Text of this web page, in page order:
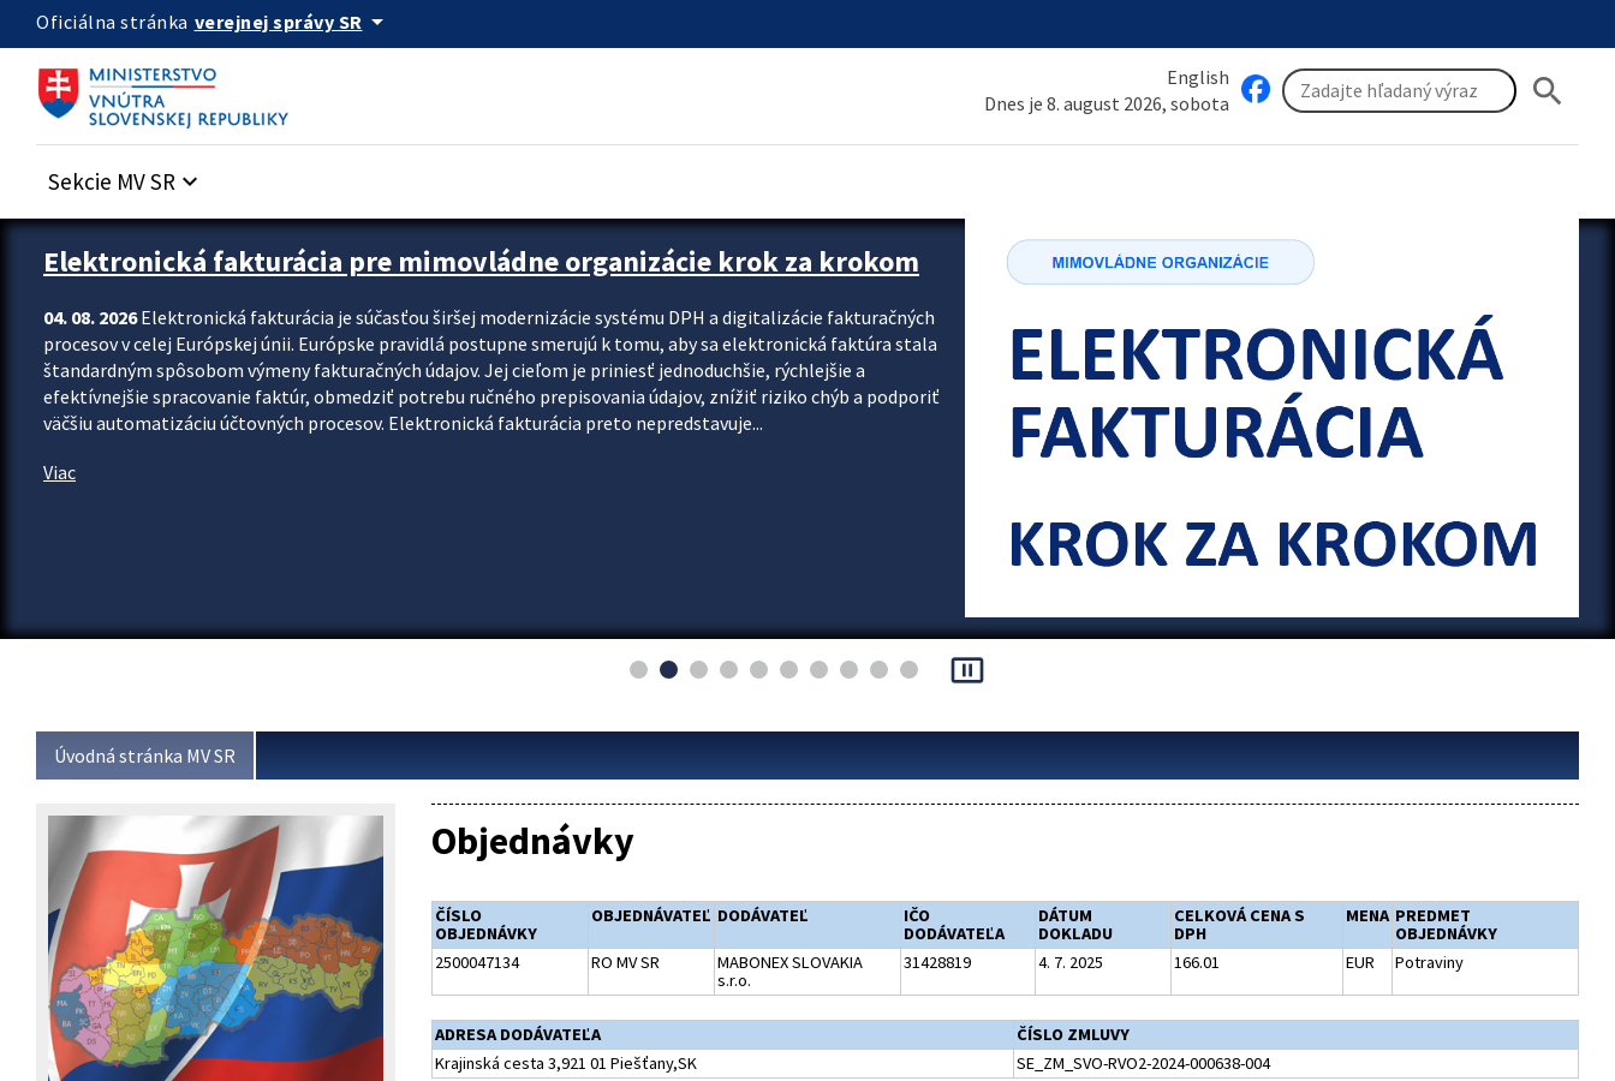
Preskocit na hlavný obsah
Oficiálna stránka verejnej správy SR arrow_drop_down
English
Dnes je 8. august 2026, sobota
search
Sekcie MV SR keyboard_arrow_down
Zastavit automatický posun upútavok
Elektronická fakturácia pre mimovládne organizácie krok za krokom
04. 08. 2026Elektronická fakturácia je súčasťou širšej modernizácie systému DPH a digitalizácie fakturačných
procesov v celej Európskej únii. Európske pravidlá postupne smerujú k tomu, aby sa elektronická faktúra stala
štandardným spôsobom výmeny fakturačných údajov. Jej cieľom je priniesť jednoduchšie, rýchlejšie a
efektívnejšie spracovanie faktúr, obmedziť potrebu ručného prepisovania údajov, znížiť riziko chýb a podporiť
väčšiu automatizáciu účtovných procesov. Elektronická fakturácia preto nepredstavuje...
Viac
pause_presentation
Úvodná stránka MV SR
Objednávky
ČÍSLO
OBJEDNÁVKY
OBJEDNÁVATEĽ DODÁVATEĽ
IČO
DODÁVATEĽA
DÁTUM
DOKLADU
CELKOVÁ CENA S
DPH
MENA PREDMET
OBJEDNÁVKY
2500047134
RO MV SR
MABONEX SLOVAKIA
s.r.o.
31428819 4. 7. 2025 166.01 EUR Potraviny
ADRESA DODÁVATEĽA
ČÍSLO ZMLUVY
Krajinská cesta 3,921 01 Piešťany,SK
SE_ZM_SVO-RVO2-2024-000638-004